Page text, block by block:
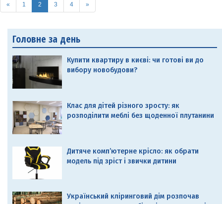
« 1 2 (current)
3 4 »
Головне за день
Купити квартиру в києві: чи готові ви до
вибору новобудови?
Клас для дітей різного зросту: як
розподілити меблі без щоденної плутанини
Дитяче комп’ютерне крісло: як обрати
модель під зріст і звички дитини
Український кліринговий дім розпочав